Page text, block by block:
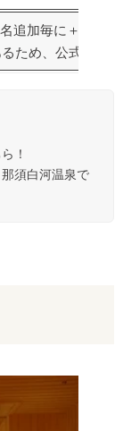
追加毎に＋5,000
ため、公式サイ
！
須白河温泉で